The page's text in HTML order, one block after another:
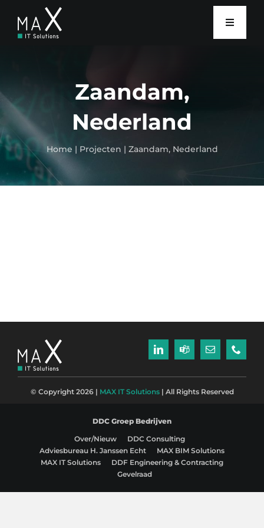
naar
inhoud
Toggle
Diensten
Over Ons
Contact
Zaandam,
Nederland
Home | Projecten | Zaandam, Nederland
© Copyright 2026 | MAX IT Solutions| All Rights Reserved
DDC Groep Bedrijven
Over/Nieuw
DDC Consulting
Adviesbureau H. Janssen Echt
MAX BIM Solutions
MAX IT Solutions
DDF Engineering & Contracting
Gevelraad